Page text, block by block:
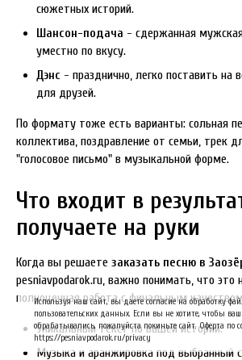
сюжетных историй.
Шансон-подача - сдержанная
уместно по вкусу.
Дэнс - празднично, легко поставить на
для друзей.
По формату тоже есть варианты: сольная
коллектива, поздравление от семьи, трек
"голосовое письмо" в музыкальной форме.
Что входит в
получаете на руки
Когда вы решаете заказать песню в
pesniavpodarok.ru, важно понимать, что это
полноценная работа с финальным
Уникальный текст по вашей истории.
Музыка и аранжировка под выбранный
Используя наш сайт, вы даете согласие на обработку
пользовательских данных. Если вы не хотите, чтобы
обрабатывались, пожалуйста покиньте сайт. Оферта по
https://pesniavpodarok.ru/privacy